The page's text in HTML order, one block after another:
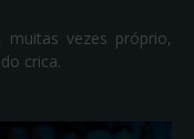
muitas vezes próprio,
crica.